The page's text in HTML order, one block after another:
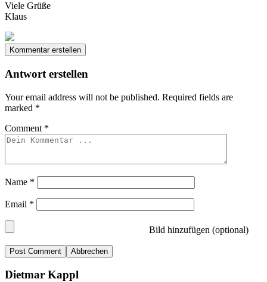
Viele Grüße
Klaus
Kommentar erstellen
Antwort erstellen
Your email address will not be published. Required fields are
marked *
Comment *
Name *
Email *
Bild hinzufügen (optional)
Abbrechen
Dietmar Kappl